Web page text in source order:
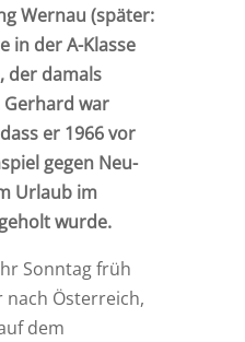
Wernau (später:
in der A-Klasse
der damals
war
er 1966 vor
gegen Neu-
Urlaub im
wurde.
Sonntag früh
Österreich,
dem